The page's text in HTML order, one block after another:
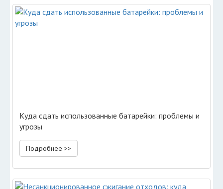
Куда сдать использованные батарейки: проблемы и
угрозы
Подробнее >>